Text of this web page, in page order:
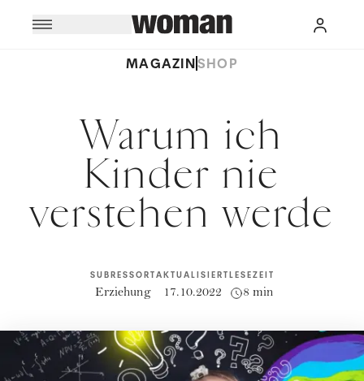
MAGAZINSHOP
Warum ich
Kinder nie
verstehen werde
SUBRESSORT
Erziehung
AKTUALISIERT
17.10.2022
LESEZEIT
8 min